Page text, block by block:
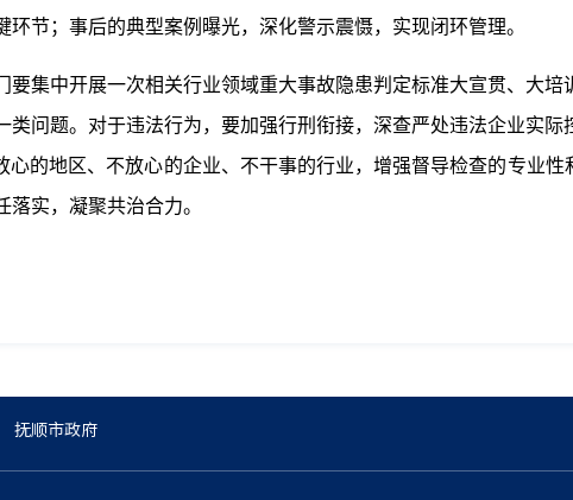
节；事后的典型案例曝光，深化警示震慑，实现闭环管理。
要集中开展一次相关行业领域重大事故隐患判定标准大宣贯、大
类问题。对于违法行为，要加强行刑衔接，深查严处违法企业实
心的地区、不放心的企业、不干事的行业，增强督导检查的专业
实，凝聚共治合力。
抚顺市政府